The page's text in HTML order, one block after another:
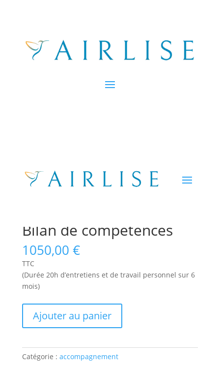
Bilan de compétences
1050,00 €
TTC
(Durée 20h d’entretiens et de travail personnel sur 6
mois)
compétences
Ajouter au panier
Catégorie : accompagnement